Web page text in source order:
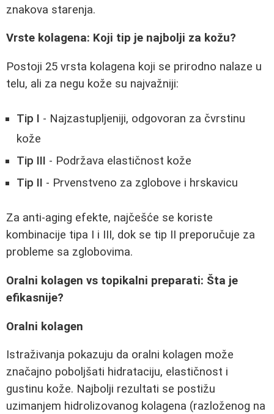
znakova starenja.
Vrste kolagena: Koji tip je najbolji za kožu?
Postoji 25 vrsta kolagena koji se prirodno nalaze u
telu, ali za negu kože su najvažniji:
Tip I - Najzastupljeniji, odgovoran za čvrstinu
kože
Tip III - Podržava elastičnost kože
Tip II - Prvenstveno za zglobove i hrskavicu
Za anti-aging efekte, najčešće se koriste
kombinacije tipa I i III, dok se tip II preporučuje za
probleme sa zglobovima.
Oralni kolagen vs topikalni preparati: Šta je
efikasnije?
Oralni kolagen
Istraživanja pokazuju da oralni kolagen može
značajno poboljšati hidrataciju, elastičnost i
gustinu kože. Najbolji rezultati se postižu
uzimanjem hidrolizovanog kolagena (razloženog na